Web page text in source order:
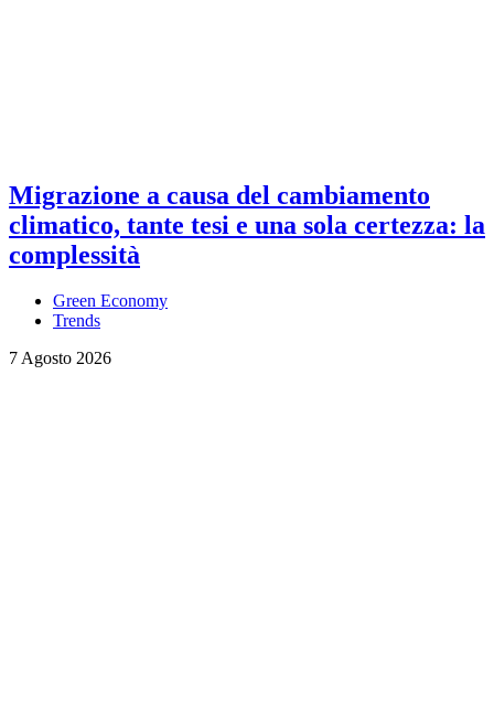
Migrazione a causa del cambiamento
climatico, tante tesi e una sola certezza: la
complessità
Green Economy
Trends
7 Agosto 2026